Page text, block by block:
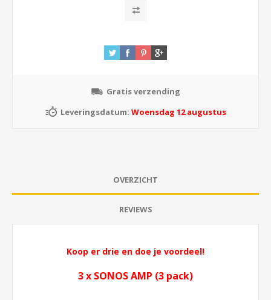
Gratis verzending
Leveringsdatum: Woensdag 12 augustus
OVERZICHT
REVIEWS
Koop er drie en doe je voordeel!
3 x SONOS AMP (3 pack)